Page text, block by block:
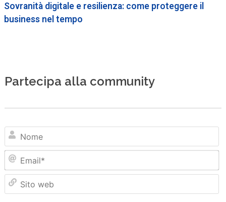
Sovranità digitale e resilienza: come proteggere il
business nel tempo
Partecipa alla community